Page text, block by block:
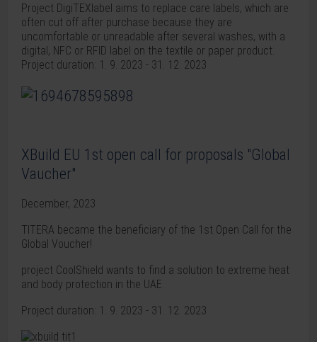
Project DigiTEXlabel aims to replace care labels, which are
often cut off after purchase because they are
uncomfortable or unreadable after several washes, with a
digital, NFC or RFID label on the textile or paper product.
Project duration: 1. 9. 2023 - 31. 12. 2023
XBuild EU 1st open call for proposals "Global
Vaucher"
December, 2023
TITERA became the beneficiary of the 1st Open Call for the
Global Voucher!
project CoolShield wants to find a solution to extreme heat
and body protection in the UAE.
Project duration: 1. 9. 2023 - 31. 12. 2023